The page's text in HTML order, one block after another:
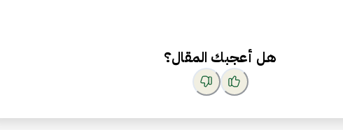
هل أعجبك المقال؟